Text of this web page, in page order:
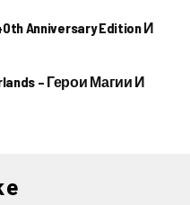
Anniversary Edition И
– Герои Магии И